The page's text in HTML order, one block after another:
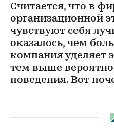
Считается, что в
организационной
чувствуют себя
оказалось, чем
компания уделяет
тем выше
поведения. Вот